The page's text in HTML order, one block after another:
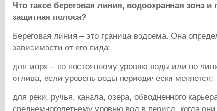
Что такое береговая линия, водоохранная зона и
защитная полоса?
Береговая линия – это граница водоема. Она
зависимости от его вида:
для моря – по постоянному уровню воды или по
отлива, если уровень воды периодически меняется;
для реки, ручья, канала, озера, обводненного
среднемноголетнему уровню вод в период, когда